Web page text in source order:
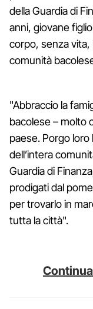
della Guardia di
anni, giovane
corpo, senza vita,
comunità
"Abbraccio la
bacolese – molto
paese. Porgo
dell’intera
Guardia di
prodigati dal
per trovarlo in
tutta la città".